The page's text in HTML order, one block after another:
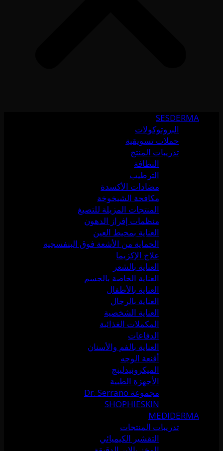
SESDERMA
البروتوكولات
حملات تسويقية
تدريبات المنتج
النظافة
الترطيب
مضادات الأكسدة
مكافحة الشيخوخة
المنتجات المزيلة للتصبغ
منظمات إفراز الدهون
العناية بمحيط العين
الحماية من الأشعة فوق البنفسجية
علاج الإكزيما
العناية بالشعر
العناية الخاصة بالجسم
العناية بالأطفال
العناية بالرجال
العناية الشخصية
المكملات الغذائية
الدفاعات
العناية بالفم والأسنان
أقنعة الوجه
الميكرونيدلينج
الأجهزة الطبية
مجموعة Dr. Serrano
SHOPHIESKIN
MEDIDERMA
تدريبات المنتجات
التقشير الكيميائي